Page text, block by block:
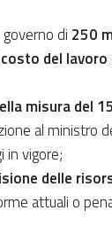
di 250
del lavoro
misura del
al ministro
in vigore;
delle
attuali o